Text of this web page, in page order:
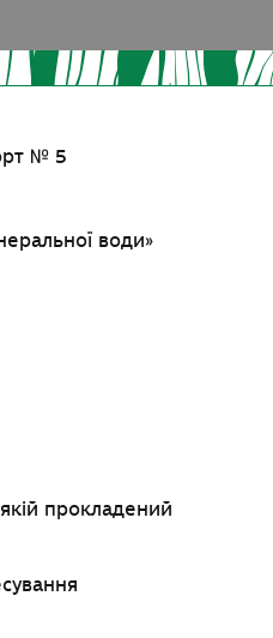
№ 5
води»
прокладений